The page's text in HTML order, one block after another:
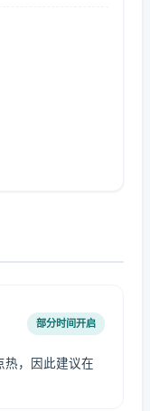
部分时间开启
热，因此建议在